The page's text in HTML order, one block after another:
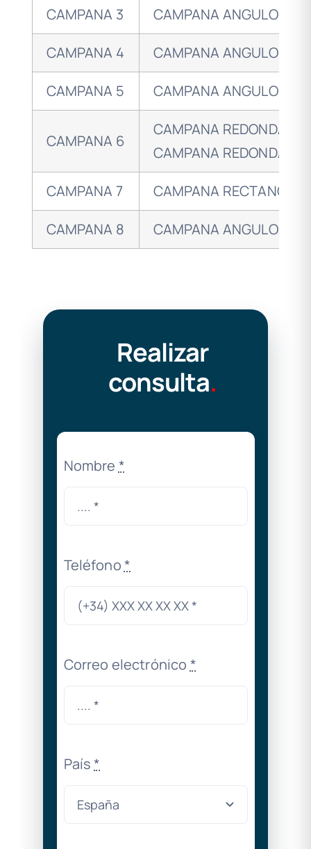
CAMPANA 3 CAMPANA ANGULO 7/
CAMPANA 4 CAMPANA ANGULO 3/
CAMPANA 5 CAMPANA ANGULO 2/8
CAMPANA 6
CAMPANA REDONDA
CAMPANA REDONDA
CAMPANA 7 CAMPANA
CAMPANA 8 CAMPANA ANGULO 1/8
Realizar
consulta.
Nombre *
Teléfono*
Correo electrónico *
País*